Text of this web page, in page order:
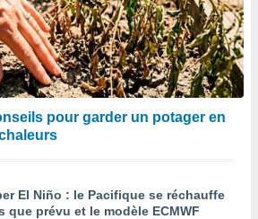
pour garder un potager en
El Niño : le Pacifique se réchauffe
que prévu et le modèle ECMWF